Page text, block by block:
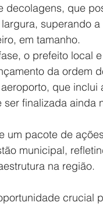
decolagens, que
superando
em tamanho.
o prefeito local
da ordem
que inclui
finalizada ainda
um pacote de
municipal,
na região.
crucial